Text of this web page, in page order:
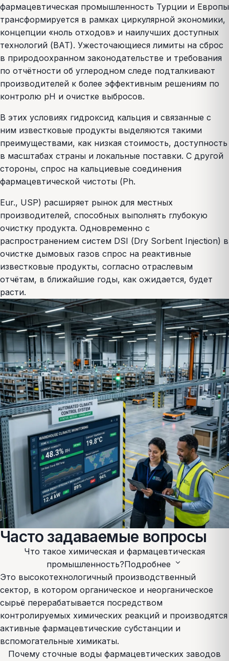
фармацевтическая промышленность Турции и Европы
трансформируется в рамках циркулярной экономики,
концепции «ноль отходов» и наилучших доступных
технологий (BAT). Ужесточающиеся лимиты на сброс
в природоохранном законодательстве и требования
по отчётности об углеродном следе подталкивают
производителей к более эффективным решениям по
контролю pH и очистке выбросов.
В этих условиях гидроксид кальция и связанные с
ним известковые продукты выделяются такими
преимуществами, как низкая стоимость, доступность
в масштабах страны и локальные поставки. С другой
стороны, спрос на кальциевые соединения
фармацевтической чистоты (Ph.
Eur., USP) расширяет рынок для местных
производителей, способных выполнять глубокую
очистку продукта. Одновременно с
распространением систем DSI (Dry Sorbent Injection) в
очистке дымовых газов спрос на реактивные
известковые продукты, согласно отраслевым
отчётам, в ближайшие годы, как ожидается, будет
расти.
Часто задаваемые вопросы
Что такое химическая и фармацевтическая
промышленность?Подробнее expand_more
Это высокотехнологичный производственный
сектор, в котором органическое и неорганическое
сырьё перерабатывается посредством
контролируемых химических реакций и производятся
активные фармацевтические субстанции и
вспомогательные химикаты.
Почему сточные воды фармацевтических заводов